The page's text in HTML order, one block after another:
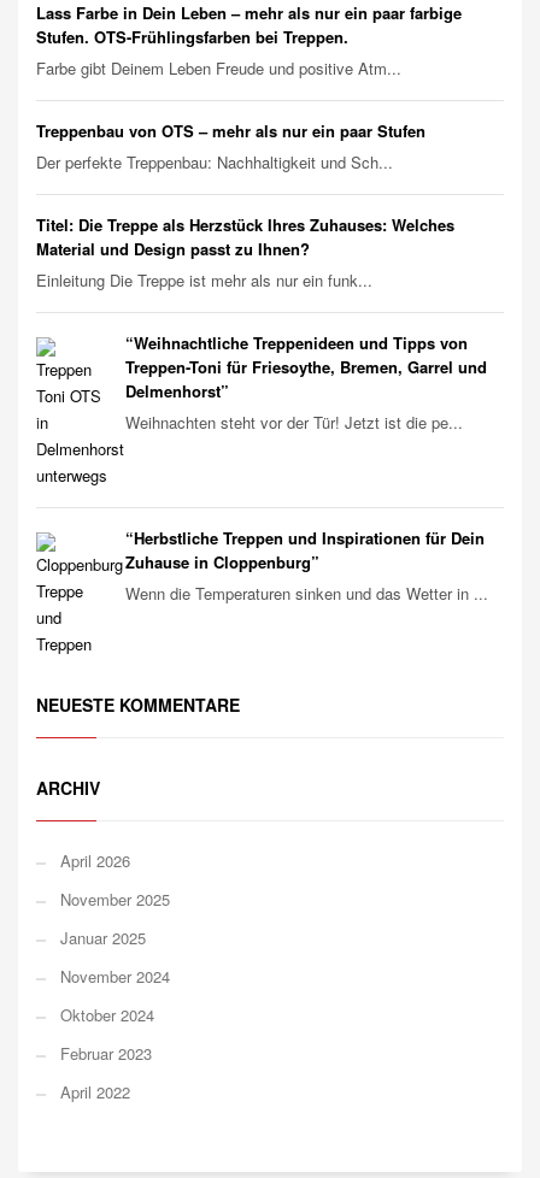
Lass Farbe in Dein Leben – mehr als nur ein paar farbige
Stufen. OTS-Frühlingsfarben bei Treppen.
Farbe gibt Deinem Leben Freude und positive Atm...
Treppenbau von OTS – mehr als nur ein paar Stufen
Der perfekte Treppenbau: Nachhaltigkeit und Sch...
Titel: Die Treppe als Herzstück Ihres Zuhauses: Welches
Material und Design passt zu Ihnen?
Einleitung Die Treppe ist mehr als nur ein funk...
“Weihnachtliche Treppenideen und Tipps von
Treppen-Toni für Friesoythe, Bremen, Garrel und
Delmenhorst”
Weihnachten steht vor der Tür! Jetzt ist die pe...
“Herbstliche Treppen und Inspirationen für Dein
Zuhause in Cloppenburg”
Wenn die Temperaturen sinken und das Wetter in ...
NEUESTE KOMMENTARE
ARCHIV
April 2026
November 2025
Januar 2025
November 2024
Oktober 2024
Februar 2023
April 2022